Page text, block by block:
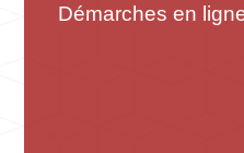
Démarches en